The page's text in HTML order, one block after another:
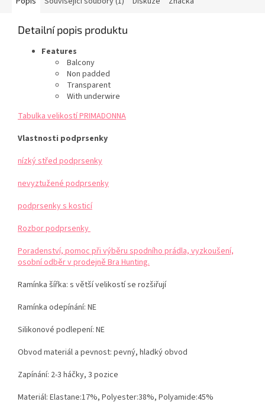
Detailní popis produktu
Features
Balcony
Non padded
Transparent
With underwire
Tabulka velikostí PRIMADONNA
Vlastnosti podprsenky
nízký střed podprsenky
nevyztužené podprsenky
podprsenky s kosticí
Rozbor podprsenky
Poradenství, pomoc při výběru spodního prádla, vyzkoušení,
osobní odběr v prodejně Bra Hunting.
Ramínka šířka: s větší velikostí se rozšiřují
Ramínka odepínání: NE
Silikonové podlepení: NE
Obvod materiál a pevnost: pevný, hladký obvod
Zapínání: 2-3 háčky, 3 pozice
Materiál: Elastane:17%, Polyester:38%, Polyamide:45%